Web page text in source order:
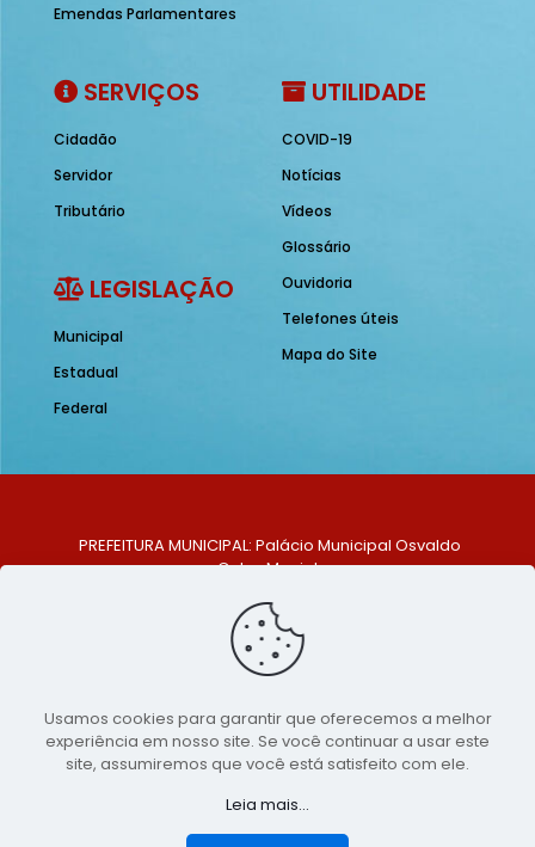
Emendas Parlamentares
SERVIÇOS
Cidadão
Servidor
Tributário
LEGISLAÇÃO
Municipal
Estadual
Federal
UTILIDADE
COVID-19
Notícias
Vídeos
Glossário
Ouvidoria
Telefones úteis
Mapa do Site
PREFEITURA MUNICIPAL: Palácio Municipal Osvaldo
Celso Maciel
Centro, São Bento do Una - PE. CEP: 553370-128
TELEFONE: (81) 99548-1569
E-MAIL: ouvidoria@saobentodouna.pe.gov.br
Copyright 2021-2026 - Assessoria de Comunicação da
Prefeitura de São Bento do Una - PE
publicidadeLumusWeb - Agência Digital
Usamos cookies para garantir que oferecemos a melhor
experiência em nosso site. Se você continuar a usar este
site, assumiremos que você está satisfeito com ele.
Leia mais...